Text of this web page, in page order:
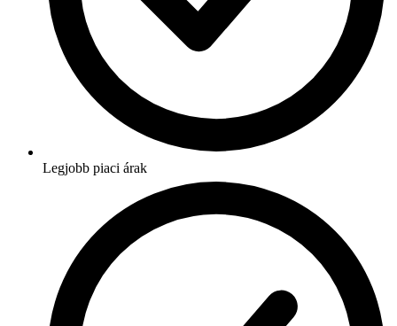
Legjobb piaci árak